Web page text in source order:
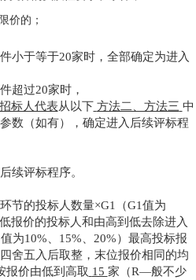
价的；
小于等于20家时，全部确定为进入
超过20家时，
招标人代表从以下 方法二、方法三 中
数（如有），确定进入后续评标程
续评标程序。
节的投标人数量×G1（G1值为
报价的投标人和由高到低去除进入
为10%、15%、20%）最高投标报
舍五入后取整，末位报价相同的均
报价由低到高取 15 家（R—般不少